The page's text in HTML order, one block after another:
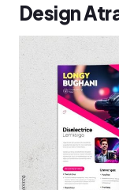
Design